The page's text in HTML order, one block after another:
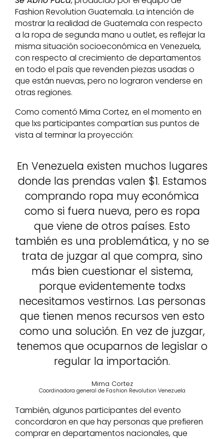
Fashion Revolution Guatemala. La intención de
mostrar la realidad de Guatemala con respecto
a la ropa de segunda mano u outlet, es reflejar la
misma situación socioeconómica en Venezuela,
con respecto al crecimiento de departamentos
en todo el país que revenden piezas usadas o
que están nuevas, pero no lograron venderse en
otras regiones.
Como comentó Mima Cortez, en el momento en
que lxs participantes compartían sus puntos de
vista al terminar la proyección:
En Venezuela existen muchos lugares
donde las prendas valen $1. Estamos
comprando ropa muy económica
como si fuera nueva, pero es ropa
que viene de otros países. Esto
también es una problemática, y no se
trata de juzgar al que compra, sino
más bien cuestionar el sistema,
porque evidentemente todxs
necesitamos vestirnos. Las personas
que tienen menos recursos ven esto
como una solución. En vez de juzgar,
tenemos que ocuparnos de legislar o
regular la importación.
Mima Cortez
Coordinadora general de Fashion Revolution Venezuela
También, algunos participantes del evento
concordaron en que hay personas que prefieren
comprar en departamentos nacionales, que